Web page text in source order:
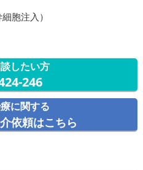
胞注入）
したい方
246
に関する
依頼はこちら